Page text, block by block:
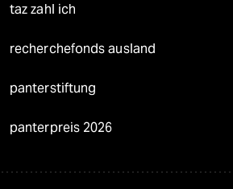
taz zahl ich
recherchefonds ausland
panterstiftung
panterpreis 2026